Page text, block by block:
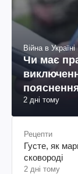
Війна в Україні
Чи має
2 дні тому
Рецепти
Густе, як
сковороді
2 дні тому